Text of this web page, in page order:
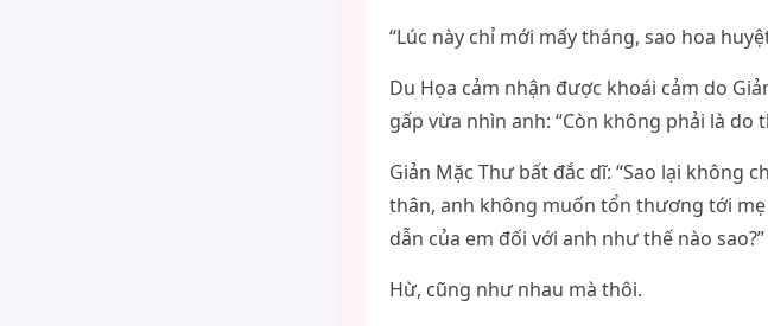
“Lúc này chỉ mới mấy tháng, sao hoa
Du Họa cảm nhận được khօái cảm do
gấp vừa nhìn anh: “Còn không phải là do
Giản Mặc Thư bất đắc dĩ: “Sao lại không
thân, anh không muốn tổn thương tới
dẫn của em đối với anh như thế nào sao?”
Hừ, cũng như nhau mà thôi.